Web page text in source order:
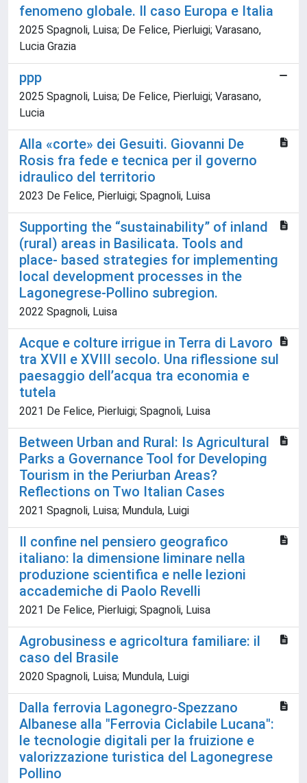
fenomeno globale. Il caso Europa e Italia
2025 Spagnoli, Luisa; De Felice, Pierluigi; Varasano,
Lucia Grazia
ppp
2025 Spagnoli, Luisa; De Felice, Pierluigi; Varasano,
Lucia
Alla «corte» dei Gesuiti. Giovanni De
Rosis fra fede e tecnica per il governo
idraulico del territorio
2023 De Felice, Pierluigi; Spagnoli, Luisa
Supporting the “sustainability” of inland
(rural) areas in Basilicata. Tools and
place- based strategies for implementing
local development processes in the
Lagonegrese-Pollino subregion.
2022 Spagnoli, Luisa
Acque e colture irrigue in Terra di Lavoro
tra XVII e XVIII secolo. Una riflessione sul
paesaggio dell’acqua tra economia e
tutela
2021 De Felice, Pierluigi; Spagnoli, Luisa
Between Urban and Rural: Is Agricultural
Parks a Governance Tool for Developing
Tourism in the Periurban Areas?
Reflections on Two Italian Cases
2021 Spagnoli, Luisa; Mundula, Luigi
Il confine nel pensiero geografico
italiano: la dimensione liminare nella
produzione scientifica e nelle lezioni
accademiche di Paolo Revelli
2021 De Felice, Pierluigi; Spagnoli, Luisa
Agrobusiness e agricoltura familiare: il
caso del Brasile
2020 Spagnoli, Luisa; Mundula, Luigi
Dalla ferrovia Lagonegro-Spezzano
Albanese alla "Ferrovia Ciclabile Lucana":
le tecnologie digitali per la fruizione e
valorizzazione turistica del Lagonegrese
Pollino